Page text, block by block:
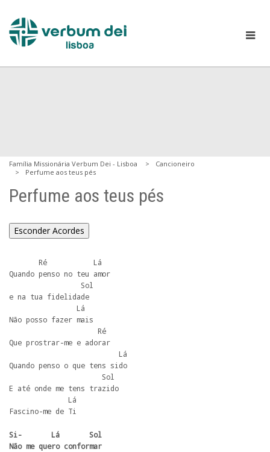
Família Missionária Verbum Dei - Lisboa
Cancioneiro
Perfume aos teus pés
Perfume aos teus pés
Esconder Acordes
Quando penso no teu amor
e na tua fidelidade
Não posso fazer mais
Que prostrar-me e adorar
Quando penso o que tens sido
E até onde me tens trazido
Fascino-me de Ti
Si-       Lá       Sol
Não me quero conformar